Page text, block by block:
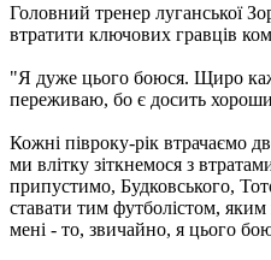
Головний тренер луганської
втратити ключових гравців
"Я дуже цього боюся. Щиро
переживаю, бо є досить
Кожні півроку-рік втрачаємо
ми влітку зіткнемося з
припустимо, Будковського,
ставати тим футболістом, яким
мені - то, звичайно, я цього